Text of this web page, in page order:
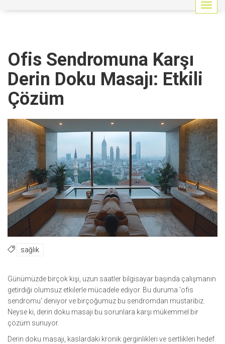
G
e
k
a
p
a
t
Ofis Sendromuna Karşı
Derin Doku Masajı: Etkili
Çözüm
sağlık
Günümüzde birçok kişi, uzun saatler bilgisayar başında çalışmanın
getirdiği olumsuz etkilerle mücadele ediyor. Bu duruma 'ofis
sendromu' deniyor ve birçoğumuz bu sendromdan mustaribiz.
Neyse ki, derin doku masajı bu sorunlara karşı mükemmel bir
çözüm sunuyor.
Derin doku masajı, kaslardaki kronik gerginlikleri ve sertlikleri hedef